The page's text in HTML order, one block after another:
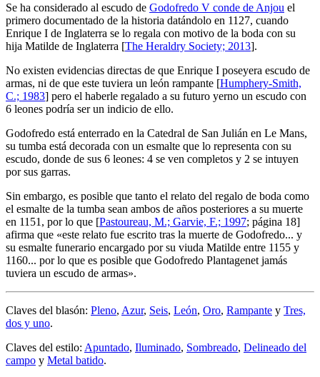
Se ha considerado al escudo de Godofredo V conde de Anjou el
primero documentado de la historia datándolo en 1127, cuando
Enrique I de Inglaterra se lo regala con motivo de la boda con su
hija Matilde de Inglaterra [The Heraldry Society; 2013].
No existen evidencias directas de que Enrique I poseyera escudo de
armas, ni de que este tuviera un león rampante [Humphery-Smith,
C.; 1983] pero el haberle regalado a su futuro yerno un escudo con
6 leones podría ser un indicio de ello.
Godofredo está enterrado en la Catedral de San Julián en Le Mans,
su tumba está decorada con un esmalte que lo representa con su
escudo, donde de sus 6 leones: 4 se ven completos y 2 se intuyen
por sus garras.
Sin embargo, es posible que tanto el relato del regalo de boda como
el esmalte de la tumba sean ambos de años posteriores a su muerte
en 1151, por lo que [Pastoureau, M.; Garvie, F.; 1997; página 18]
afirma que «este relato fue escrito tras la muerte de Godofredo... y
su esmalte funerario encargado por su viuda Matilde entre 1155 y
1160... por lo que es posible que Godofredo Plantagenet jamás
tuviera un escudo de armas».
Claves del blasón: Pleno, Azur, Seis, León, Oro, Rampante y Tres,
dos y uno.
Claves del estilo: Apuntado, Iluminado, Sombreado, Delineado del
campo y Metal batido.